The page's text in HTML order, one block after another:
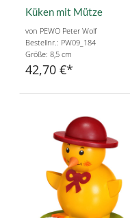
Küken mit Mütze
von PEWO Peter Wolf
Bestellnr.: PW09_184
Größe: 8,5 cm
42,70 €